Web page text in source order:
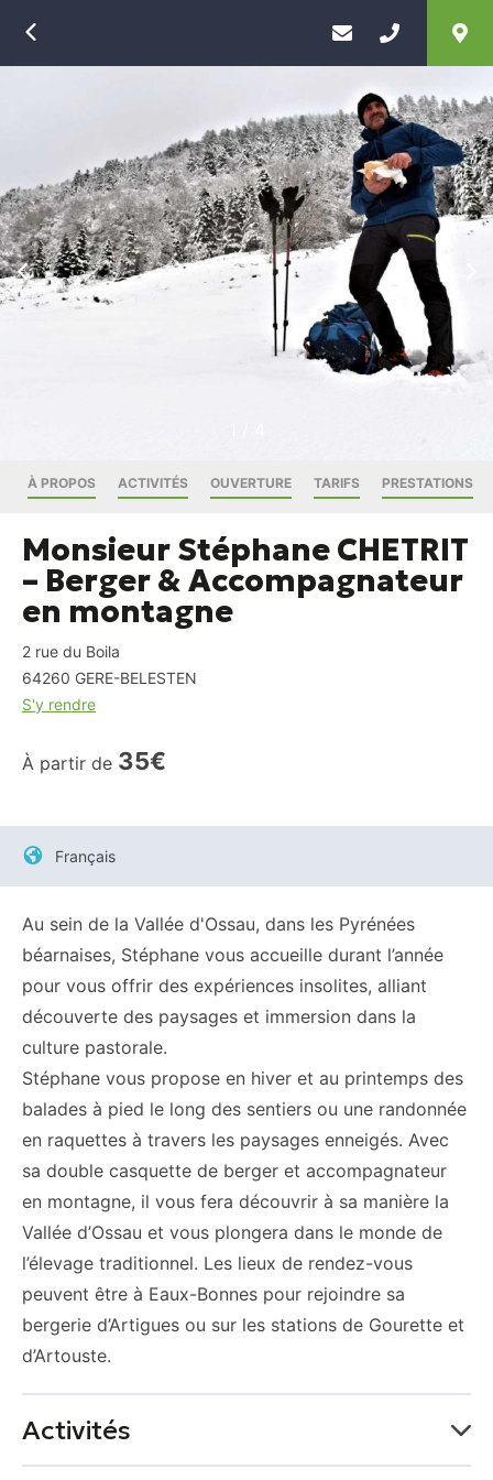
Précédent
À PROPOS ACTIVITÉS OUVERTURE TARIFS PRESTATIONS
Monsieur Stéphane CHETRIT
– Berger & Accompagnateur
en montagne
2 rue du Boila
64260 GERE-BELESTEN
S'y rendre
À partir de 35€
Français
Au sein de la Vallée d'Ossau, dans les Pyrénées
béarnaises, Stéphane vous accueille durant l’année
pour vous offrir des expériences insolites, alliant
découverte des paysages et immersion dans la
culture pastorale.
Stéphane vous propose en hiver et au printemps des
balades à pied le long des sentiers ou une randonnée
en raquettes à travers les paysages enneigés. Avec
sa double casquette de berger et accompagnateur
en montagne, il vous fera découvrir à sa manière la
Vallée d’Ossau et vous plongera dans le monde de
l’élevage traditionnel. Les lieux de rendez-vous
peuvent être à Eaux-Bonnes pour rejoindre sa
bergerie d’Artigues ou sur les stations de Gourette et
d’Artouste.
Activités